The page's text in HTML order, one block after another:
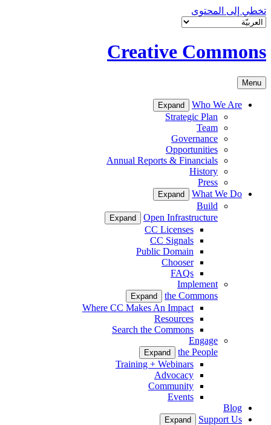
تخطي إلى المحتوى
Creative Commons
Menu
Who We Are
Expand
Strategic Plan
Team
Governance
Opportunities
Annual Reports & Financials
History
Press
What We Do
Expand
Build
Open Infrastructure
Expand
CC Licenses
CC Signals
Public Domain
Chooser
FAQs
Implement
the Commons
Expand
Where CC Makes An Impact
Resources
Search the Commons
Engage
the People
Expand
Training + Webinars
Advocacy
Community
Events
Blog
Support Us
Expand